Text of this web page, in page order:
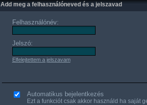
Add meg a felhasználóneved és a jelszavad
Felhasználónév:
Jelszó:
Elfelejtettem a jelszavam
Automatikus bejelentkezés
Ezt a funkciót csak akkor használd ha saját